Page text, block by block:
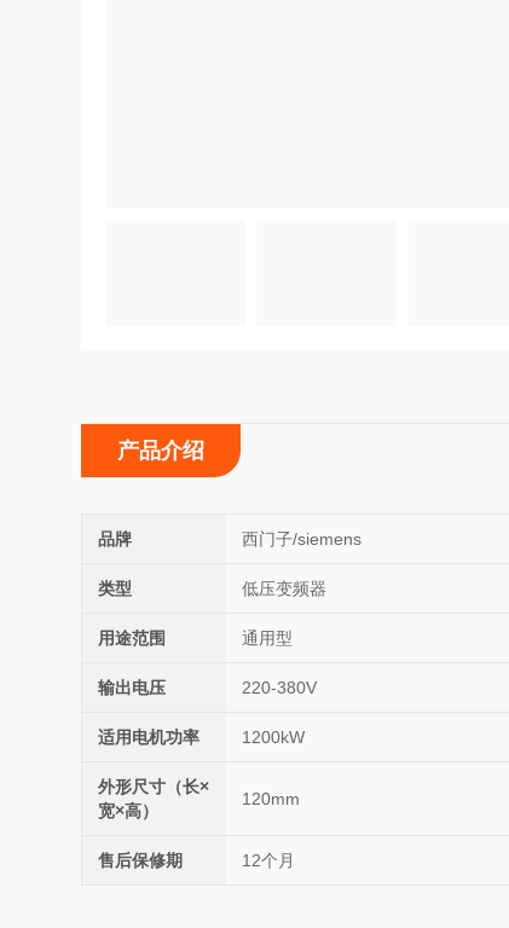
产品介绍
品牌 西门子/siemens
类型 低压变频器
用途范围 通用型
输出电压 220-380V
适用电机功率 1200kW
外形尺寸（长×
宽×高）
120mm
售后保修期 12个月